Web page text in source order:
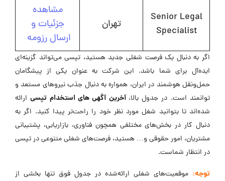
Senior Legal
Specialist
تهران
مشاهده
جزئیات و
ارسال رزومه
اگر به دنبال یک فرصت شغلی جدید هستید، تپسی می‌تواند گزینه‌ای
ایده‌آل برای شما باشد. این شرکت به عنوان یکی از پیشگامان
حمل‌ونقل هوشمند در ایران، همواره به دنبال جذب نیروهای مستعد و
توانمند است. در جدول بالا، آخرین آگهی های استخدام تپسیارائه
شده‌اند تا بتوانید شغل مورد نظر خود را راحت‌تر پیدا کنید. اگر به
دنبال کار در بخش‌های مختلفی همچون فناوری، بازاریابی، پشتیبانی
مشتریان، امور حقوقی و… هستید، فرصت‌های شغلی متنوعی در تپسی
در انتظار شماست.
توجه: موقعیت‌های شغلی ارائه‌شده در جدول فوق تنها بخشی از